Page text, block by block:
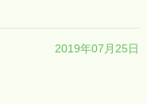
2019年07月25日